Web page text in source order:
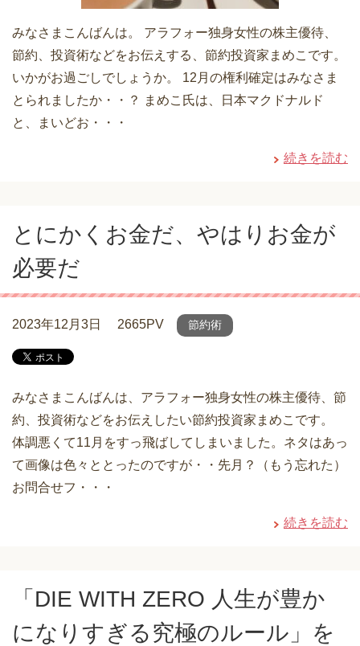
みなさまこんばんは。 アラフォー独身女性の株主優待、
節約、投資術などをお伝えする、節約投資家まめこです。
いかがお過ごしでしょうか。 12月の権利確定はみなさま
とられましたか・・？ まめこ氏は、日本マクドナルド
と、まいどお・・・
続きを読む
とにかくお金だ、やはりお金が
必要だ
2023年12月3日 2665PV 節約術
みなさまこんばんは、アラフォー独身女性の株主優待、節
約、投資術などをお伝えしたい節約投資家まめこです。
体調悪くて11月をすっ飛ばしてしまいました。ネタはあっ
て画像は色々ととったのですが・・先月？（もう忘れた）
お問合せフ・・・
続きを読む
「DIE WITH ZERO 人生が豊か
になりすぎる究極のルール」を